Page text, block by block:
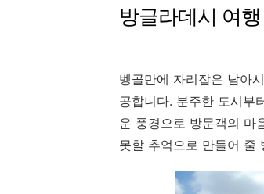
방글라데시 여
벵골만에 자리잡은 남아
공합니다. 분주한 도시부
운 풍경으로 방문객의 마
못할 추억으로 만들어 줄